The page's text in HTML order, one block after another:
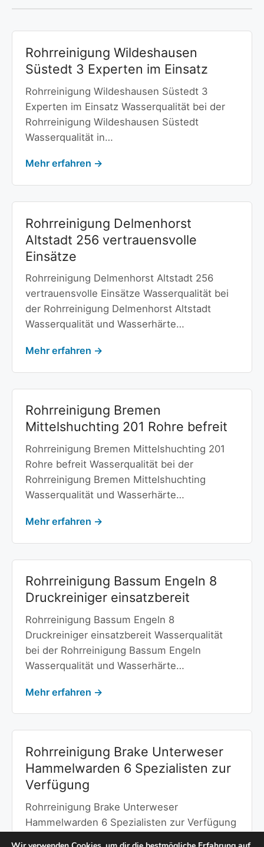
Rohrreinigung Wildeshausen
Süstedt 3 Experten im Einsatz
Rohrreinigung Wildeshausen Süstedt 3
Experten im Einsatz Wasserqualität bei der
Rohrreinigung Wildeshausen Süstedt
Wasserqualität in…
Mehr erfahren →
Rohrreinigung Delmenhorst
Altstadt 256 vertrauensvolle
Einsätze
Rohrreinigung Delmenhorst Altstadt 256
vertrauensvolle Einsätze Wasserqualität bei
der Rohrreinigung Delmenhorst Altstadt
Wasserqualität und Wasserhärte…
Mehr erfahren →
Rohrreinigung Bremen
Mittelshuchting 201 Rohre befreit
Rohrreinigung Bremen Mittelshuchting 201
Rohre befreit Wasserqualität bei der
Rohrreinigung Bremen Mittelshuchting
Wasserqualität und Wasserhärte…
Mehr erfahren →
Rohrreinigung Bassum Engeln 8
Druckreiniger einsatzbereit
Rohrreinigung Bassum Engeln 8
Druckreiniger einsatzbereit Wasserqualität
bei der Rohrreinigung Bassum Engeln
Wasserqualität und Wasserhärte…
Mehr erfahren →
Rohrreinigung Brake Unterweser
Hammelwarden 6 Spezialisten zur
Verfügung
Rohrreinigung Brake Unterweser
Hammelwarden 6 Spezialisten zur Verfügung